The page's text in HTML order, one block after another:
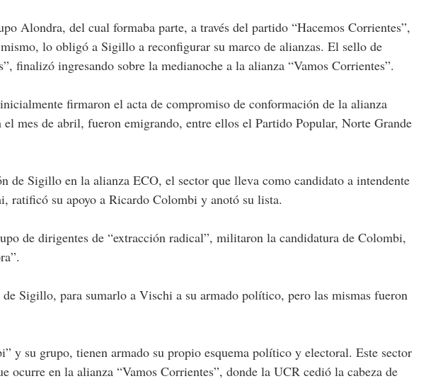
Alondra, del cual formaba parte, a través del partido “Hacemos Corrientes”,
lo obligó a Sigillo a reconfigurar su marco de alianzas. El sello de
finalizó ingresando sobre la medianoche a la alianza “Vamos Corrientes”.
firmaron el acta de compromiso de conformación de la alianza
mes de abril, fueron emigrando, entre ellos el Partido Popular, Norte Grande
de Sigillo en la alianza ECO, el sector que lleva como candidato a intendente
ratificó su apoyo a Ricardo Colombi y anotó su lista.
de dirigentes de “extracción radical”, militaron la candidatura de Colombi,
de Sigillo, para sumarlo a Vischi a su armado político, pero las mismas fueron
y su grupo, tienen armado su propio esquema político y electoral. Este sector
ocurre en la alianza “Vamos Corrientes”, donde la UCR cedió la cabeza de